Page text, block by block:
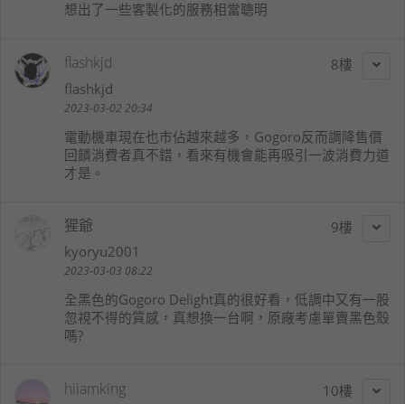
想出了一些客製化的服務相當聰明
8
flashkjd
flashkjd
2023-03-02 20:34
電動機車現在也市佔越來越多，Gogoro反而調降售價
回饋消費者真不錯，看來有機會能再吸引一波消費力道
才是。
9
猩爺
kyoryu2001
2023-03-03 08:22
全黑色的Gogoro Delight真的很好看，低調中又有一股
忽視不得的質感，真想換一台啊，原廠考慮單賣黑色殼
嗎?
10
hiiamking